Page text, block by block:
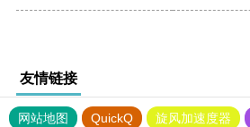
友情链接
网站地图 QuickQ 旋风加速度器